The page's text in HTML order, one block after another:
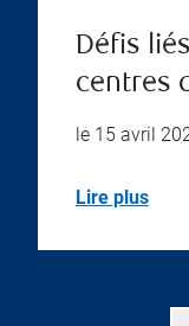
Défis
centres
le 15 avril
Lire plus